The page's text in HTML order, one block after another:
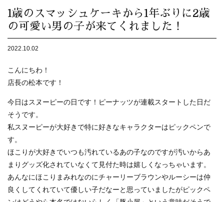
1歳のスマッシュケーキから1年ぶりに2歳
の可愛い男の子が来てくれました！
2022.10.02
こんにちわ！
店長の松本です！
今日はスヌーピーの日です！ピーナッツが連載スタートした日だ
そうです。
私スヌーピーが大好きで特に好きなキャラクターはピックペンで
す。
ほこりが大好きでいつも汚れているあの子なのですが汚いからあ
まりグッズ化されていなくて見付た時は嬉しくなっちゃいます。
あんなにほこりまみれなのにチャーリーブラウンやルーシーは仲
良くしてくれていて優しい子だなーと思っていましたがピックペ